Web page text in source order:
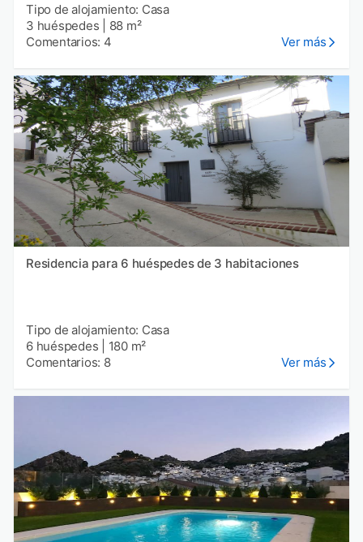
Tipo de alojamiento: Casa
3 huéspedes
88 m²
Comentarios: 4
Ver más
Residencia para 6 huéspedes de 3 habitaciones
Tipo de alojamiento: Casa
6 huéspedes
180 m²
Comentarios: 8
Ver más